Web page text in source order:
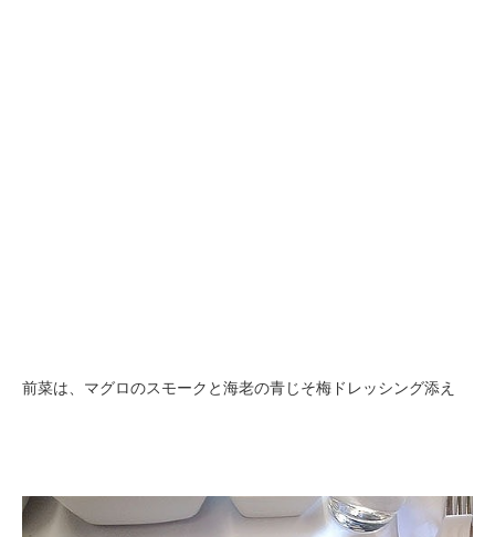
前菜は、マグロのスモークと海老の青じそ梅ドレッシング添え